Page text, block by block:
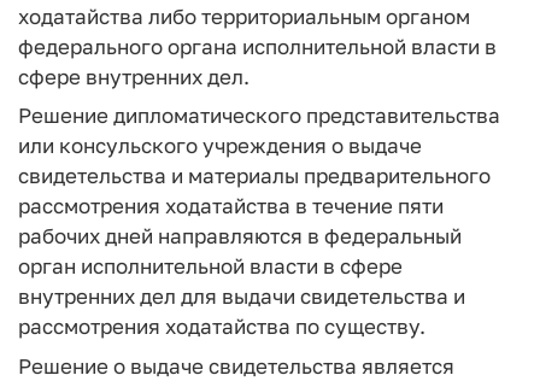
ходатайства либо территориальным органом
федерального органа исполнительной власти в
сфере внутренних дел.
Решение дипломатического представительства
или консульского учреждения о выдаче
свидетельства и материалы предварительного
рассмотрения ходатайства в течение пяти
рабочих дней направляются в федеральный
орган исполнительной власти в сфере
внутренних дел для выдачи свидетельства и
рассмотрения ходатайства по существу.
Решение о выдаче свидетельства является